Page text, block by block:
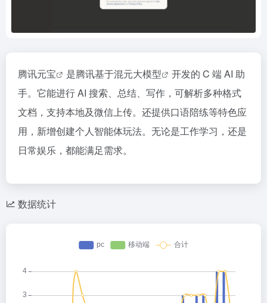
腾讯元宝 是腾讯基于混元大模型
开发的 C 端 AI 助
手。它能进行 AI 搜索、总结、写作，可解析多种格式
文档，支持本地及微信上传。还提供口语陪练等特色应
用，新增创建个人智能体玩法。无论是工作学习，还是
日常娱乐，都能满足需求。
数据统计